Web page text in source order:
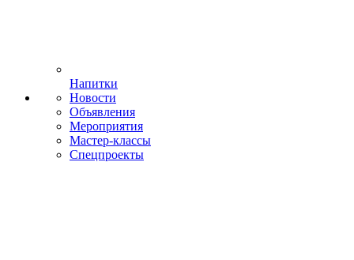
Напитки
Новости
Объявления
Мероприятия
Мастер-классы
Спецпроекты